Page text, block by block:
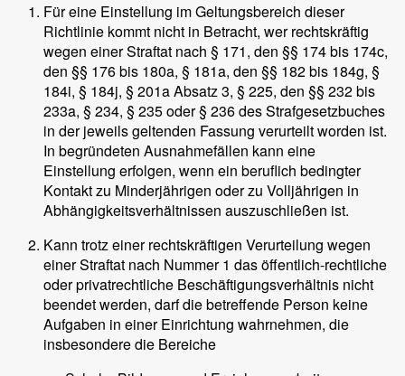
Für eine Einstellung im Geltungsbereich dieser
Richtlinie kommt nicht in Betracht, wer rechtskräftig
wegen einer Straftat nach § 171, den §§ 174 bis 174c,
den §§ 176 bis 180a, § 181a, den §§ 182 bis 184g, §
184i, § 184j, § 201a Absatz 3, § 225, den §§ 232 bis
233a, § 234, § 235 oder § 236 des Strafgesetzbuches
in der jeweils geltenden Fassung verurteilt worden ist.
In begründeten Ausnahmefällen kann eine
Einstellung erfolgen, wenn ein beruflich bedingter
Kontakt zu Minderjährigen oder zu Volljährigen in
Abhängigkeitsverhältnissen auszuschließen ist.
Kann trotz einer rechtskräftigen Verurteilung wegen
einer Straftat nach Nummer 1 das öffentlich-rechtliche
oder privatrechtliche Beschäftigungsverhältnis nicht
beendet werden, darf die betreffende Person keine
Aufgaben in einer Einrichtung wahrnehmen, die
insbesondere die Bereiche